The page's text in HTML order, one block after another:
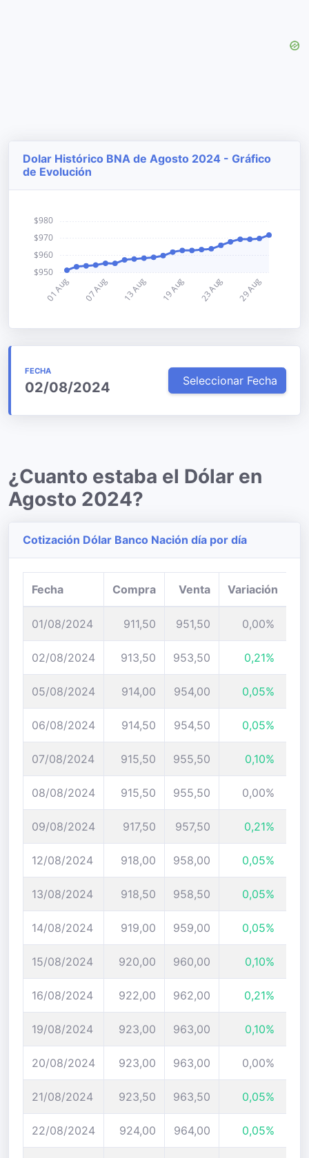
Dolar Histórico BNA de Agosto 2024 - Gráfico
de Evolución
FECHA
02/08/2024 Seleccionar Fecha
¿Cuanto estaba el Dólar en
Agosto 2024?
Cotización Dólar Banco Nación día por día
Fecha Compra Venta Variación
01/08/2024 911,50 951,50 0,00%
02/08/2024 913,50 953,50 0,21%
05/08/2024 914,00 954,00 0,05%
06/08/2024 914,50 954,50 0,05%
07/08/2024 915,50 955,50 0,10%
08/08/2024 915,50 955,50 0,00%
09/08/2024 917,50 957,50 0,21%
12/08/2024 918,00 958,00 0,05%
13/08/2024 918,50 958,50 0,05%
14/08/2024 919,00 959,00 0,05%
15/08/2024 920,00 960,00 0,10%
16/08/2024 922,00 962,00 0,21%
19/08/2024 923,00 963,00 0,10%
20/08/2024 923,00 963,00 0,00%
21/08/2024 923,50 963,50 0,05%
22/08/2024 924,00 964,00 0,05%